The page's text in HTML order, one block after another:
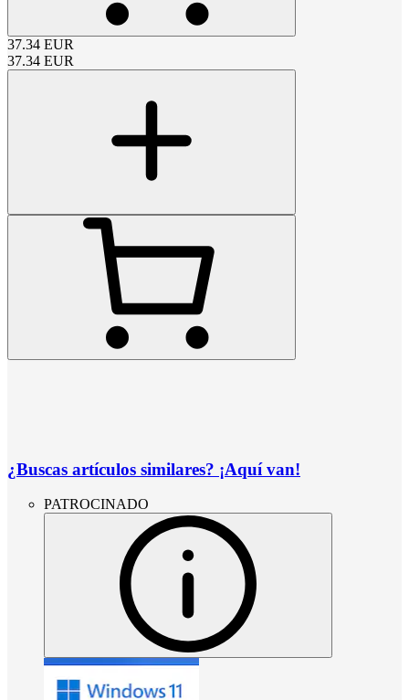
37.34 EUR
37.34 EUR
¿Buscas artículos similares? ¡Aquí van!
PATROCINADO